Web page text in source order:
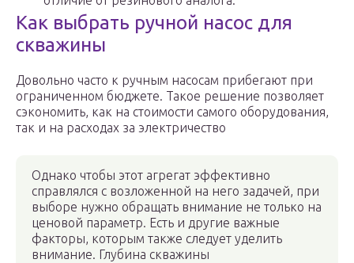
Как выбрать ручной насос для
скважины
Довольно часто к ручным насосам прибегают при
ограниченном бюджете. Такое решение позволяет
сэкономить, как на стоимости самого оборудования,
так и на расходах за электричество
Однако чтобы этот агрегат эффективно
справлялся с возложенной на него задачей, при
выборе нужно обращать внимание не только на
ценовой параметр. Есть и другие важные
факторы, которым также следует уделить
внимание. Глубина скважины